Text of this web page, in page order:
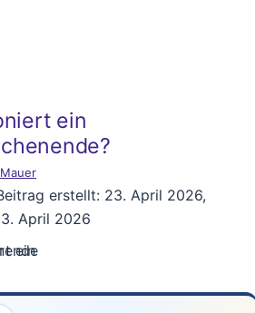
ein
erstellt: 23. April 2026,
April 2026